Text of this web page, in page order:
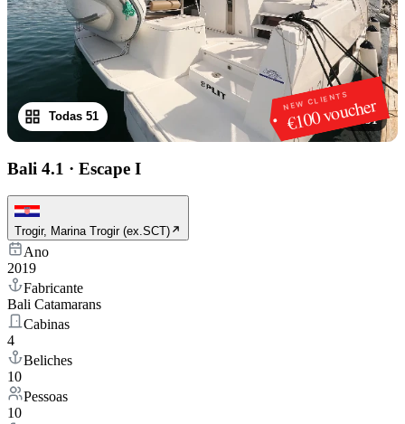
NEW CLIENTS
€100 voucher
1/51
Todas 51
Bali 4.1 · Escape I
Trogir, Marina Trogir (ex.SCT)
Ano
2019
Fabricante
Bali Catamarans
Cabinas
4
Beliches
10
Pessoas
10